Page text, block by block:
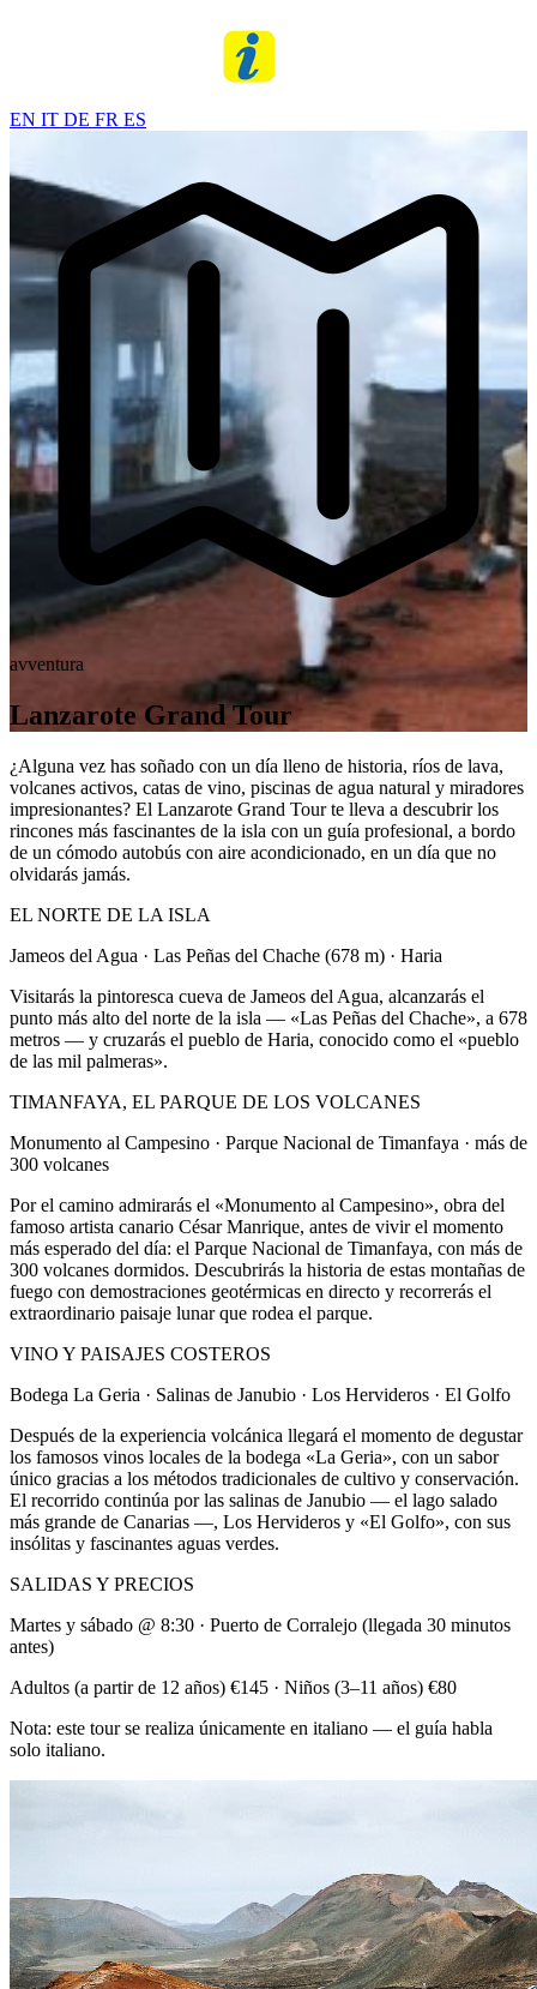
EN IT DE FR ES
avventura
Lanzarote Grand Tour
¿Alguna vez has soñado con un día lleno de historia, ríos de lava,
volcanes activos, catas de vino, piscinas de agua natural y miradores
impresionantes? El Lanzarote Grand Tour te lleva a descubrir los
rincones más fascinantes de la isla con un guía profesional, a bordo
de un cómodo autobús con aire acondicionado, en un día que no
olvidarás jamás.
EL NORTE DE LA ISLA
Jameos del Agua · Las Peñas del Chache (678 m) · Haria
Visitarás la pintoresca cueva de Jameos del Agua, alcanzarás el
punto más alto del norte de la isla — «Las Peñas del Chache», a 678
metros — y cruzarás el pueblo de Haria, conocido como el «pueblo
de las mil palmeras».
TIMANFAYA, EL PARQUE DE LOS VOLCANES
Monumento al Campesino · Parque Nacional de Timanfaya · más de
300 volcanes
Por el camino admirarás el «Monumento al Campesino», obra del
famoso artista canario César Manrique, antes de vivir el momento
más esperado del día: el Parque Nacional de Timanfaya, con más de
300 volcanes dormidos. Descubrirás la historia de estas montañas de
fuego con demostraciones geotérmicas en directo y recorrerás el
extraordinario paisaje lunar que rodea el parque.
VINO Y PAISAJES COSTEROS
Bodega La Geria · Salinas de Janubio · Los Hervideros · El Golfo
Después de la experiencia volcánica llegará el momento de degustar
los famosos vinos locales de la bodega «La Geria», con un sabor
único gracias a los métodos tradicionales de cultivo y conservación.
El recorrido continúa por las salinas de Janubio — el lago salado
más grande de Canarias —, Los Hervideros y «El Golfo», con sus
insólitas y fascinantes aguas verdes.
SALIDAS Y PRECIOS
Martes y sábado @ 8:30 · Puerto de Corralejo (llegada 30 minutos
antes)
Adultos (a partir de 12 años) €145 · Niños (3–11 años) €80
Nota: este tour se realiza únicamente en italiano — el guía habla
solo italiano.